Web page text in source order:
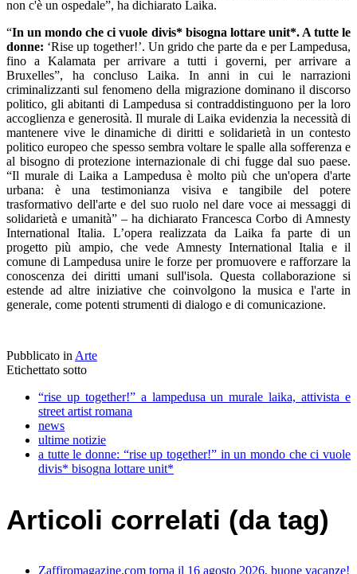
non c'è un ospedale”, ha dichiarato Laika.
“In un mondo che ci vuole divis* bisogna lottare unit*. A tutte le
donne: ‘Rise up together!’. Un grido che parte da e per Lampedusa,
fino a Kalamata per arrivare a tutti i governi, per arrivare a
Bruxelles”, ha concluso Laika. In anni in cui le narrazioni
criminalizzanti sul fenomeno della migrazione dominano il discorso
politico, gli abitanti di Lampedusa si contraddistinguono per la loro
accoglienza e generosità. Il murale di Laika evidenzia la necessità di
mantenere vive le dinamiche di diritti e solidarietà in un contesto
politico europeo che spesso sembra voltare le spalle alla sofferenza e
al bisogno di protezione internazionale di chi fugge dal suo paese.
“Il murale di Laika a Lampedusa è molto più che un'opera d'arte
urbana: è una testimonianza visiva e tangibile del potere
trasformativo dell'arte e del suo ruolo nel dare voce ai messaggi di
solidarietà e umanità” – ha dichiarato Francesca Corbo di Amnesty
International Italia. L’opera realizzata da Laika fa parte di un
progetto più ampio, che vede Amnesty International Italia e il
comune di Lampedusa unire le forze per promuovere e rafforzare la
conoscenza dei diritti umani sull'isola. Questa collaborazione si
estende ad altre iniziative che coinvolgono la musica e l'arte in
generale, come potenti strumenti di dialogo e di comunicazione.
Pubblicato in Arte
Etichettato sotto
“rise up together!” a lampedusa un murale laika, attivista e
street artist romana
news
ultime notizie
a tutte le donne: “rise up together!” in un mondo che ci vuole
divis* bisogna lottare unit*
Articoli correlati (da tag)
Zaffiromagazine.com torna il 16 agosto 2026, buone vacanze!